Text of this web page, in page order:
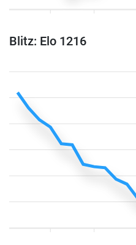
Blitz: Elo 1216